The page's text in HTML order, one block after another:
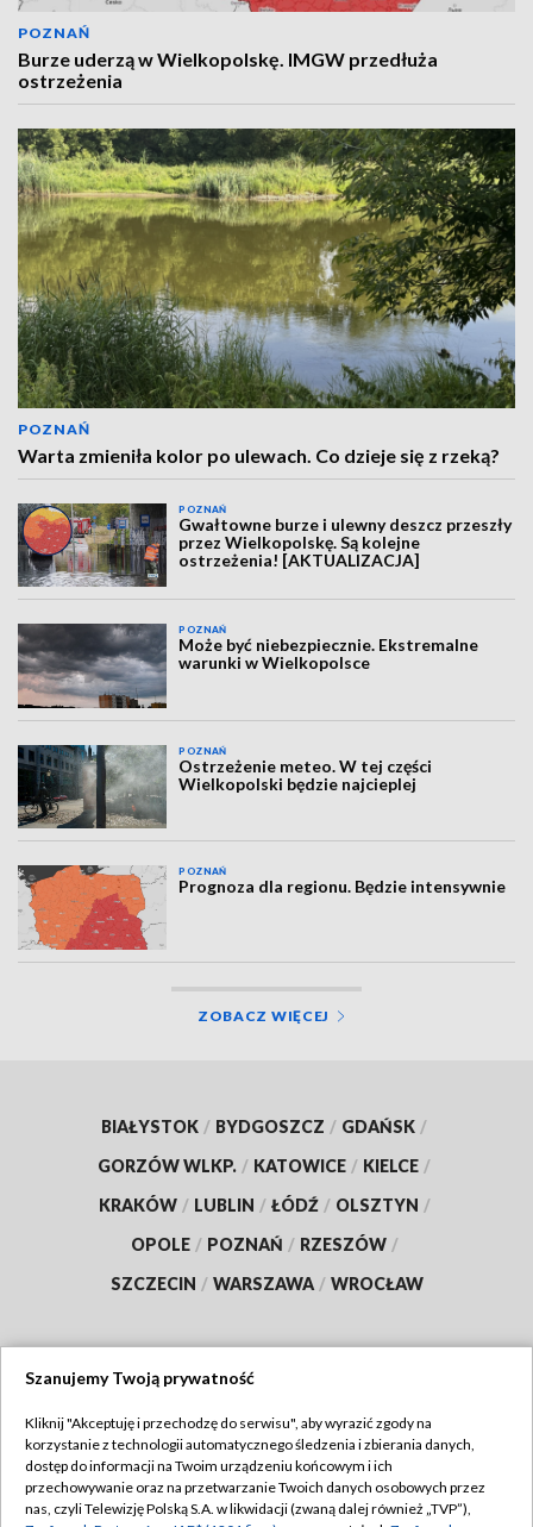
POZNAŃ
Burze uderzą w Wielkopolskę. IMGW przedłuża
ostrzeżenia
POZNAŃ
Warta zmieniła kolor po ulewach. Co dzieje się z rzeką?
POZNAŃ
Gwałtowne burze i ulewny deszcz przeszły
przez Wielkopolskę. Są kolejne
ostrzeżenia! [AKTUALIZACJA]
POZNAŃ
Może być niebezpiecznie. Ekstremalne
warunki w Wielkopolsce
POZNAŃ
Ostrzeżenie meteo. W tej części
Wielkopolski będzie najcieplej
POZNAŃ
Prognoza dla regionu. Będzie intensywnie
ZOBACZ WIĘCEJ
BIAŁYSTOK / BYDGOSZCZ / GDAŃSK /
GORZÓW WLKP. / KATOWICE / KIELCE /
KRAKÓW / LUBLIN / ŁÓDŹ / OLSZTYN /
OPOLE / POZNAŃ / RZESZÓW /
SZCZECIN / WARSZAWA / WROCŁAW
TVP
Abonament TVP
Regulamin TVP
Szanujemy Twoją prywatność
Kliknij "Akceptuję i przechodzę do serwisu", aby wyrazić zgody na
korzystanie z technologii automatycznego śledzenia i zbierania danych,
dostęp do informacji na Twoim urządzeniu końcowym i ich
przechowywanie oraz na przetwarzanie Twoich danych osobowych przez
nas, czyli Telewizję Polską S.A. w likwidacji (zwaną dalej również „TVP”),